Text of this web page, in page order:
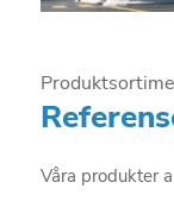
Våra produkter